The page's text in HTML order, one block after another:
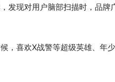
现对用户脑部扫描时，品
喜欢X战警等超级英雄、